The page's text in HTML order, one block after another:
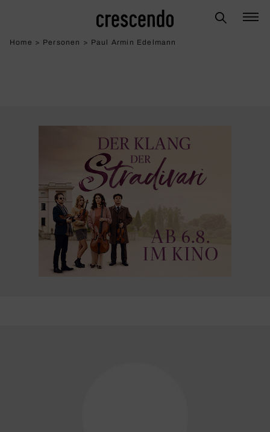
Home > Personen > Paul Armin Edelmann